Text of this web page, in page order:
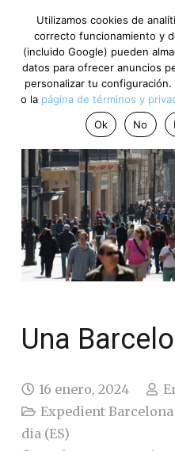
Una
16 enero, 2024
Expedient Barcelona
dia (ES)
Utilizamos cookies de
correcto funcionamiento y
(incluido Google) pueden
datos para ofrecer anuncios
personalizar tu
o la página de términos y
Ok
No